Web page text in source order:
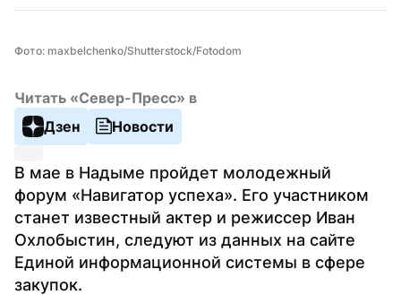
Фото: maxbelchenko/Shutterstock/Fotodom
Читать «Север-Пресс» в
Дзен
Новости
В мае в Надыме пройдет молодежный
форум «Навигатор успеха». Его участником
станет известный актер и режиссер Иван
Охлобыстин, следуют из данных на сайте
Единой информационной системы в сфере
закупок.